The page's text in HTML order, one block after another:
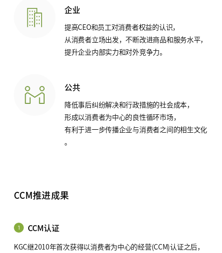
企业
提高CEO和员工对消费者权益的认识，
从消费者立场出发，不断改进商品和服务水平，
提升企业内部实力和对外竞争力。
公共
降低事后纠纷解决和行政措施的社会成本，
形成以消费者为中心的良性循环市场，
有利于进一步传播企业与消费者之间的相生文化
。
CCM推进成果
1 CCM认证
KGC继2010年首次获得以消费者为中心的经营(CCM)认证之后，